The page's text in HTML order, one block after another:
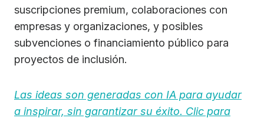
suscripciones premium, colaboraciones con
empresas y organizaciones, y posibles
subvenciones o financiamiento público para
proyectos de inclusión.
Las ideas son generadas con IA para ayudar
a inspirar, sin garantizar su éxito. Clic para